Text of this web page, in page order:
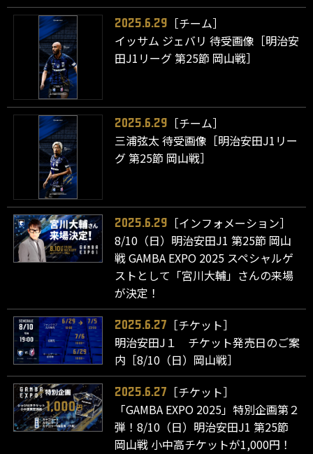
2025.6.29
［チーム］
イッサム ジェバリ 待受画像［明治安
田J1リーグ 第25節 岡山戦］
2025.6.29
［チーム］
三浦弦太 待受画像［明治安田J1リー
グ 第25節 岡山戦］
2025.6.29
［インフォメーション］
8/10（日）明治安田J1 第25節 岡山
戦 GAMBA EXPO 2025 スペシャルゲ
ストとして「宮川大輔」さんの来場
が決定！
2025.6.27
［チケット］
明治安田J１ チケット発売日のご案
内［8/10（日）岡山戦］
2025.6.27
［チケット］
「GAMBA EXPO 2025」特別企画第２
弾！8/10（日）明治安田J1 第25節
岡山戦 小中高チケットが1,000円！